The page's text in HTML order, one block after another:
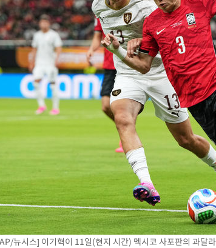
뉴시스] 이기혁이 11일(현지 시간) 멕시코 사포판의 과달